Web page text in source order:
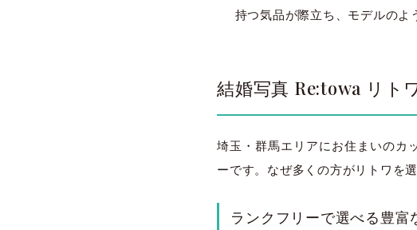
持つ気品が際立ち、モデルのよ
結婚写真 Re:towa リト
埼玉・群馬エリアにお住まいのカ
ーです。なぜ多くの方がリトワを
ランクフリーで選べる豊富